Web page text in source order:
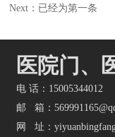
Next：已经为第一条
医院门、
电 话：15005344012
邮 箱：
网 址：